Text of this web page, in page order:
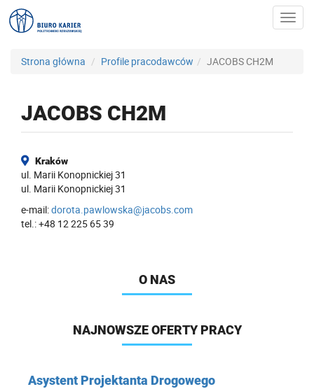
Strona główna Profile pracodawców JACOBS CH2M
JACOBS CH2M
Kraków
ul. Marii Konopnickiej 31
ul. Marii Konopnickiej 31
e-mail:dorota.pawlowska@jacobs.com
tel.: +48 12 225 65 39
O NAS
NAJNOWSZE OFERTY PRACY
Asystent Projektanta Drogowego